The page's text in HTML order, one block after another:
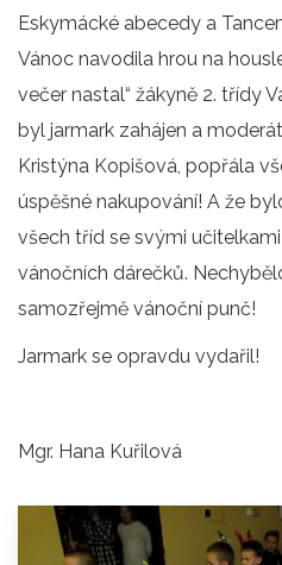
Eskymácké abecedy a
Vánoc navodila hrou na
večer nastal“ žákyně 2. třídy
byl jarmark zahájen a
Kristýna Kopišová, popřála
úspěšné nakupování! A že
všech tříd se svými
vánočních dárečků.
samozřejmě vánoční punč!
Jarmark se opravdu vydařil!
Mgr. Hana Kuřilová